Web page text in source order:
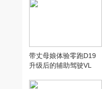
带丈母娘体验零跑D19
升级后的辅助驾驶VL